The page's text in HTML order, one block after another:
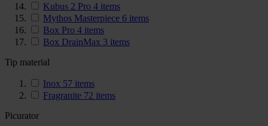
Kubus 2 Pro 4 items
Mythos Masterpiece 6 items
Box Pro 4 items
Box DrainMax 3 items
Tip material
Inox 57 items
Fragranite 72 items
Picurator